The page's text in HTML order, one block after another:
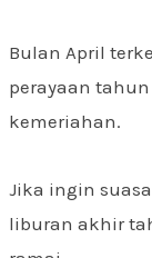
Bulan April
perayaan
kemeriahan.
Jika ingin
liburan akhir